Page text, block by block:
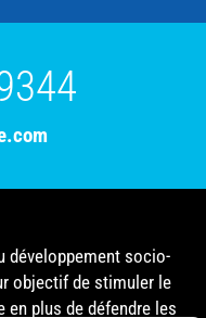
développement socio-
objectif de stimuler le
en plus de défendre les